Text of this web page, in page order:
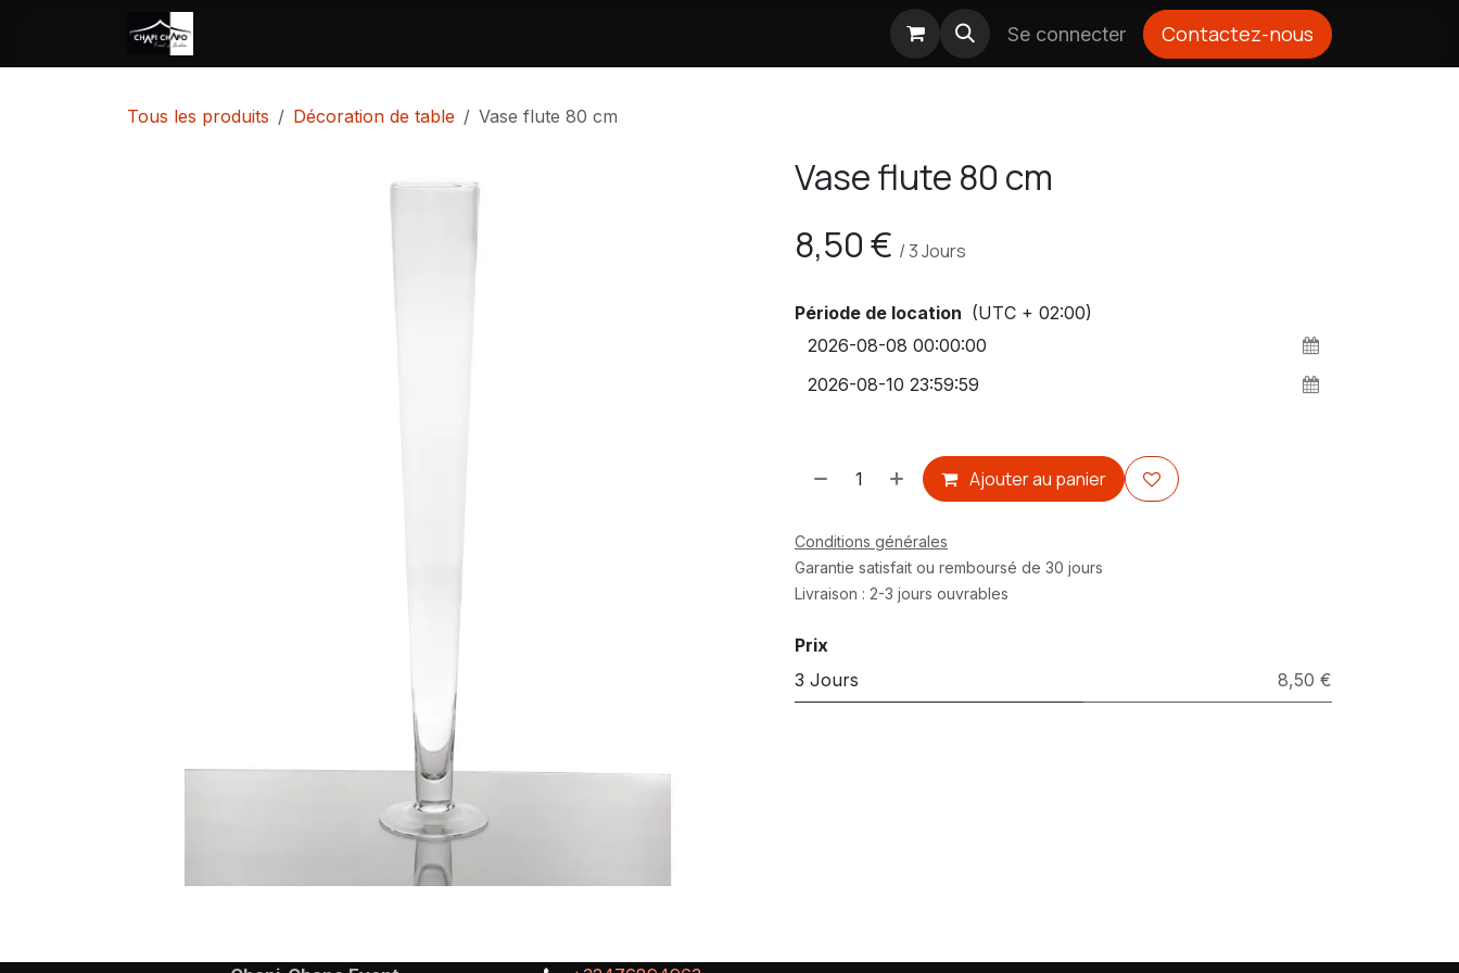
Se rendre au contenu
Se connecter Contactez-nous
Tous les produits Décoration de table Vase flute 80 cm
Vase flute 80 cm
8,50€ /3Jours
Période de location (UTC + 02:00)
Ajouter au panier
Conditions générales
Garantie satisfait ou remboursé de 30 jours
Livraison : 2-3 jours ouvrables
Prix
3 Jours
8,50 €